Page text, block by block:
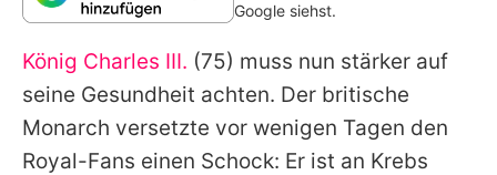
Redaktionelle Richtlinien
Impressum
Datenschutzerklärung
Nutzungsbedingungen
Google siehst.
König Charles III. (75) muss nun stärker auf
seine Gesundheit achten. Der britische
Monarch versetzte vor wenigen Tagen den
Royal-Fans einen Schock: Er ist an Krebs